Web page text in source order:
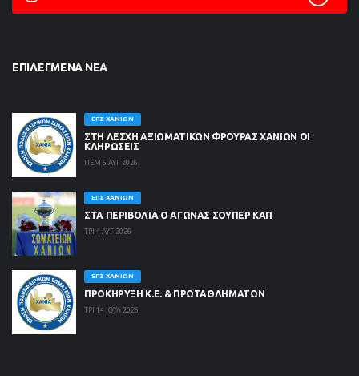
ΕΠΙΛΕΓΜΈΝΑ ΝΈΑ
ΕΠΣ ΧΑΝΊΩΝ
ΣΤΗ ΛΈΣΧΗ ΑΞΙΩΜΑΤΙΚΏΝ ΦΡΟΥΡΆΣ ΧΑΝΊΩΝ ΟΙ
ΚΛΗΡΏΣΕΙΣ
ΠΕΜ 6 ΑΥΓ 2026
ΕΠΣ ΧΑΝΊΩΝ
ΣΤΑ ΠΕΡΙΒΟΛΙΑ Ο ΑΓΩΝΑΣ ΣΟΥΠΕΡ ΚΑΠ
ΤΡΙ 4 ΑΥΓ 2026
ΕΠΣ ΧΑΝΊΩΝ
ΠΡΟΚΗΡΥΞΗ Κ.Ε. & ΠΡΩΤΑΘΛΗΜΑΤΩΝ
ΤΡΙ 14 ΙΟΥΛ 2026